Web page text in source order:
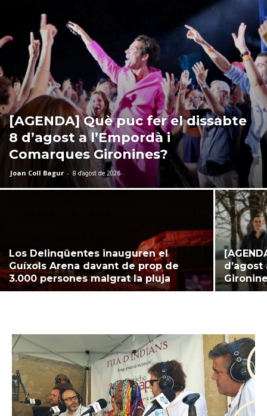
[AGENDA] Què puc fer el dissabte
8 d’agost a l’Empordà i
Comarques Gironines?
Joan Coll Bagur - 8 d'agost de 2026
Los Delinqüentes inauguren el
Guíxols Arena davant de prop de
3.000 persones malgrat la pluja
d’agost